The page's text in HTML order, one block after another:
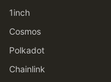
1inch
Cosmos
Polkadot
Chainlink